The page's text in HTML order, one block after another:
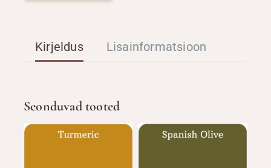
Kirjeldus Lisainformatsioon
Seonduvad tooted